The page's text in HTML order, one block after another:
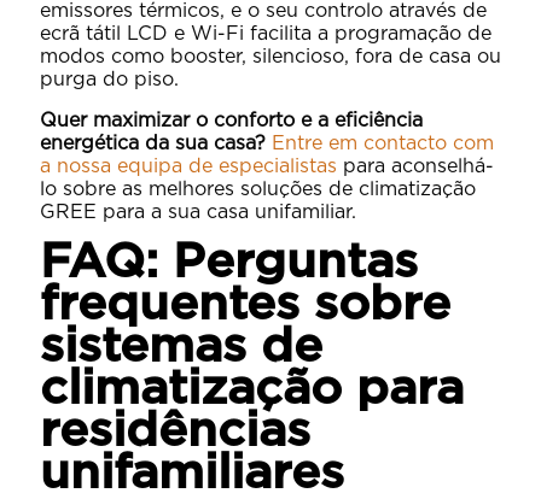
emissores térmicos, e o seu controlo através de
ecrã tátil LCD e Wi-Fi facilita a programação de
modos como booster, silencioso, fora de casa ou
purga do piso.
Quer maximizar o conforto e a eficiência
energética da sua casa? Entre em contacto com
a nossa equipa de especialistas para aconselhá-
lo sobre as melhores soluções de climatização
GREE para a sua casa unifamiliar.
FAQ: Perguntas
frequentes sobre
sistemas de
climatização para
residências
unifamiliares